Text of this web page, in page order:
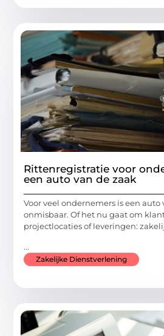
Rittenregistratie voor
een auto van de zaak
Voor veel ondernemers is een auto
onmisbaar. Of het nu gaat om
projectlocaties of leveringen:
...
Zakelijke Dienstverlening